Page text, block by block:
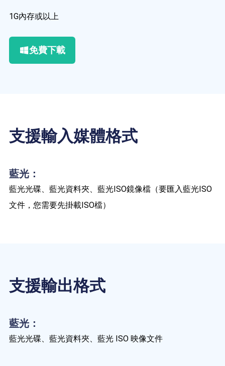
1G內存或以上
免費下載
支援輸入媒體格式
藍光：
藍光光碟、藍光資料夾、藍光ISO鏡像檔（要匯入藍光ISO
文件，您需要先掛載ISO檔）
支援輸出格式
藍光：
藍光光碟、藍光資料夾、藍光 ISO 映像文件